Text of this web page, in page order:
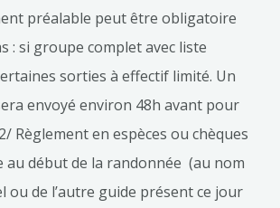
préalable peut être obligatoire
: si groupe complet avec liste
sorties à effectif limité. Un
envoyé environ 48h avant pour
Règlement en espèces ou chèques
au début de la randonnée (au nom
ou de l’autre guide présent ce jour